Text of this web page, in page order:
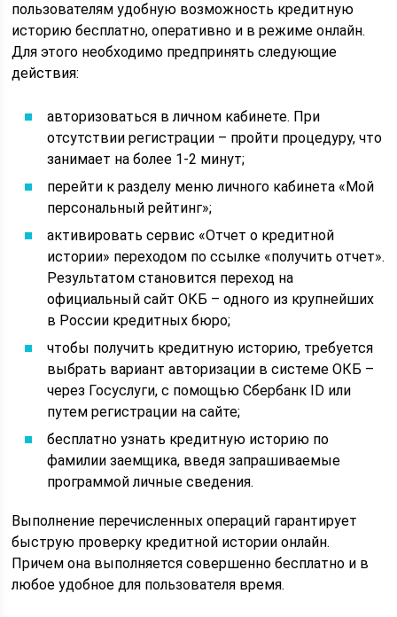
пользователям удобную возможность кредитную
историю бесплатно, оперативно и в режиме онлайн.
Для этого необходимо предпринять следующие
действия:
авторизоваться в личном кабинете. При
отсутствии регистрации – пройти процедуру, что
занимает на более 1-2 минут;
перейти к разделу меню личного кабинета «Мой
персональный рейтинг»;
активировать сервис «Отчет о кредитной
истории» переходом по ссылке «получить отчет».
Результатом становится переход на
официальный сайт ОКБ – одного из крупнейших
в России кредитных бюро;
чтобы получить кредитную историю, требуется
выбрать вариант авторизации в системе ОКБ –
через Госуслуги, с помощью Сбербанк ID или
путем регистрации на сайте;
бесплатно узнать кредитную историю по
фамилии заемщика, введя запрашиваемые
программой личные сведения.
Выполнение перечисленных операций гарантирует
быструю проверку кредитной истории онлайн.
Причем она выполняется совершенно бесплатно и в
любое удобное для пользователя время.